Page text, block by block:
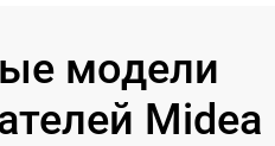
модели
Midea